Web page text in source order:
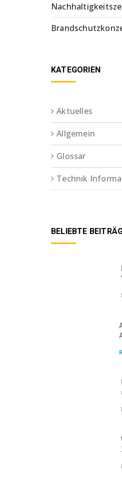
KATEGORIEN
Aktuelles
Allgemein
Glossar
Technik
BELIEBTE